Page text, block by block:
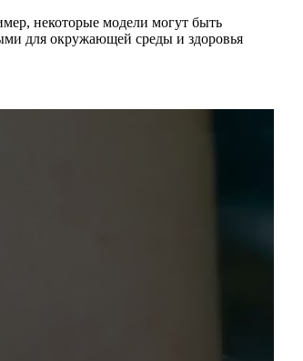
некоторые модели могут быть
для окружающей среды и здоровья